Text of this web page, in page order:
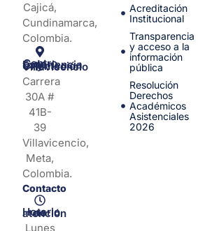
Cajicá,
Cundinamarca,
Colombia.
Centro de Experiencia y Orientación Villavicencio
Carrera
30A #
41B-
39
Villavicencio,
Meta,
Colombia.
Contacto
Horario de atención
Lunes
Acreditación
Institucional
Transparencia
y acceso a la
información
pública
Resolución
Derechos
Académicos
Asistenciales
2026